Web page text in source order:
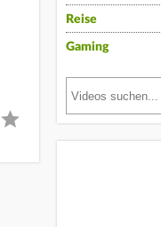
Reise
Gaming